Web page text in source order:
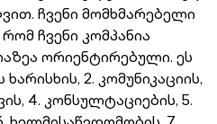
ჩვენი მომხმარებელი
ჩვენი კომპანია
ორიენტირებული. ეს
2. კომუნიკაციის,
4. კონსულტაციების, 5.